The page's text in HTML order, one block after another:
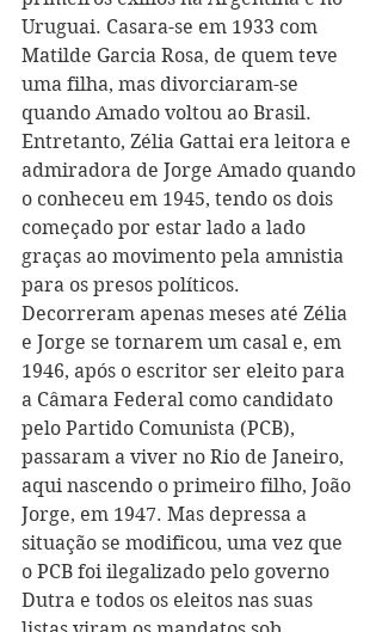
Uruguai. Casara-se em 1933 com
Matilde Garcia Rosa, de quem teve
uma filha, mas divorciaram-se
quando Amado voltou ao Brasil.
Entretanto, Zélia Gattai era leitora e
admiradora de Jorge Amado quando
o conheceu em 1945, tendo os dois
começado por estar lado a lado
graças ao movimento pela amnistia
para os presos políticos.
Decorreram apenas meses até Zélia
e Jorge se tornarem um casal e, em
1946, após o escritor ser eleito para
a Câmara Federal como candidato
pelo Partido Comunista (PCB),
passaram a viver no Rio de Janeiro,
aqui nascendo o primeiro filho, João
Jorge, em 1947. Mas depressa a
situação se modificou, uma vez que
o PCB foi ilegalizado pelo governo
Dutra e todos os eleitos nas suas